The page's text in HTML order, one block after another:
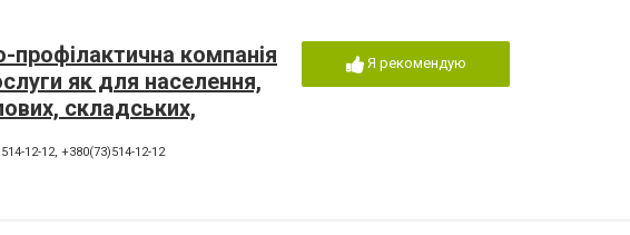
профілактична компанія
як для населення,
складських,
12-12, +380(73)514-12-12
Я рекомендую